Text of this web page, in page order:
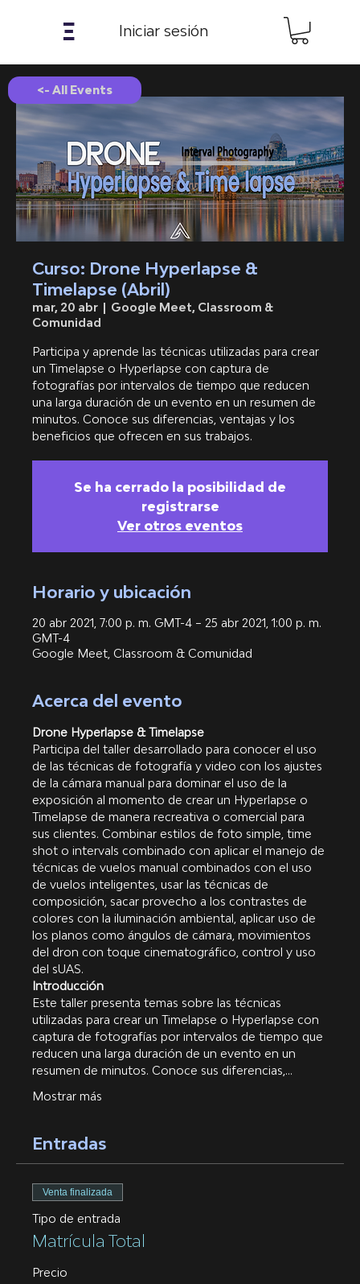
𝝣 Iniciar sesión
Curso: Drone Hyperlapse &
Timelapse (Abril)
mar, 20 abr
  |
Google Meet, Classroom &
Comunidad
Participa y aprende las técnicas utilizadas para crear
un Timelapse o Hyperlapse con captura de
fotografías por intervalos de tiempo que reducen
una larga duración de un evento en un resumen de
minutos. Conoce sus diferencias, ventajas y los
beneficios que ofrecen en sus trabajos.
Se ha cerrado la posibilidad de
registrarse
Ver otros eventos
Horario y ubicación
20 abr 2021, 7:00 p. m. GMT-4 – 25 abr 2021, 1:00 p. m.
GMT-4
Google Meet, Classroom & Comunidad
Acerca del evento
Drone Hyperlapse & Timelapse
Participa del taller desarrollado para conocer el uso
de las técnicas de fotografía y video con los ajustes
de la cámara manual para dominar el uso de la
exposición al momento de crear un Hyperlapse o
Timelapse de manera recreativa o comercial para
sus clientes. Combinar estilos de foto simple, time
shot o intervals combinado con aplicar el manejo de
técnicas de vuelos manual combinados con el uso
de vuelos inteligentes, usar las técnicas de
composición, sacar provecho a los contrastes de
colores con la iluminación ambiental, aplicar uso de
los planos como ángulos de cámara, movimientos
del dron con toque cinematográfico, control y uso
del sUAS.
Introducción
Este taller presenta temas sobre las técnicas
utilizadas para crear un Timelapse o Hyperlapse con
captura de fotografías por intervalos de tiempo que
reducen una larga duración de un evento en un
resumen de minutos. Conoce sus diferencias,…
Mostrar más
Entradas
Venta finalizada
Tipo de entrada
Matrícula Total
Precio
<- All Events